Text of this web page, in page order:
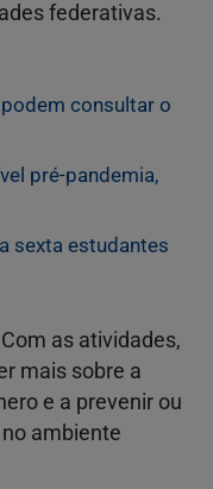
federativas.
consultar o
pré-pandemia,
sexta estudantes
as atividades,
mais sobre a
e a prevenir ou
ambiente